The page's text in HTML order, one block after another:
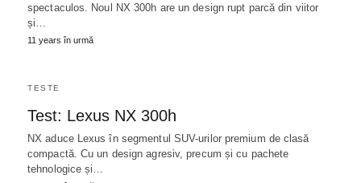
spectaculos. Noul NX 300h are un design rupt parcă din viitor
și…
11 years în urmă
TESTE
Test: Lexus NX 300h
NX aduce Lexus în segmentul SUV-urilor premium de clasă
compactă. Cu un design agresiv, precum și cu pachete
tehnologice și…